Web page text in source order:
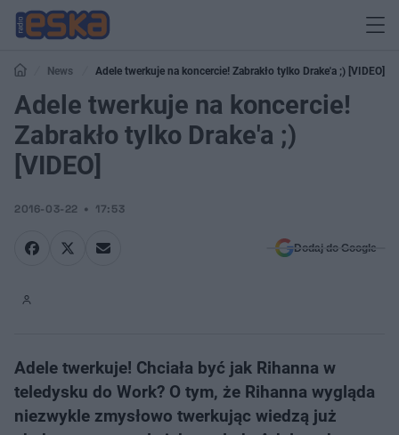
News Adele twerkuje na koncercie! Zabrakło tylko Drake'a ;) [VIDEO]
Adele twerkuje na koncercie!
Zabrakło tylko Drake'a ;)
[VIDEO]
2016-03-22 17:53
Dodaj do Google
Adele twerkuje! Chciała być jak Rihanna w
teledysku do Work? O tym, że Rihanna wygląda
niezwykle zmysłowo twerkując wiedzą już